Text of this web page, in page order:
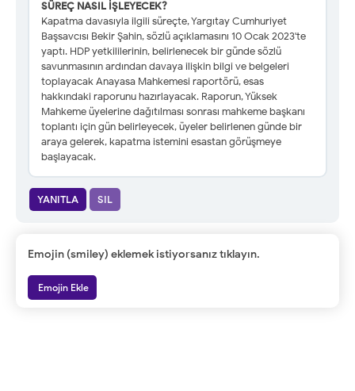
SÜREÇ NASIL İŞLEYECEK?
Kapatma davasıyla ilgili süreçte, Yargıtay Cumhuriyet
Başsavcısı Bekir Şahin, sözlü açıklamasını 10 Ocak 2023'te
yaptı. HDP yetkililerinin, belirlenecek bir günde sözlü
savunmasının ardından davaya ilişkin bilgi ve belgeleri
toplayacak Anayasa Mahkemesi raportörü, esas
hakkındaki raporunu hazırlayacak. Raporun, Yüksek
Mahkeme üyelerine dağıtılması sonrası mahkeme başkanı
toplantı için gün belirleyecek, üyeler belirlenen günde bir
araya gelerek, kapatma istemini esastan görüşmeye
başlayacak.
YANITLA SIL
Emojin (smiley) eklemek istiyorsanız tıklayın.
Emojin Ekle